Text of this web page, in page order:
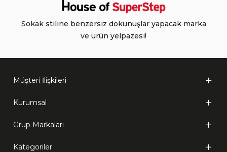
Sokak stiline benzersiz dokunuşlar yapacak marka
ve ürün yelpazesi!
Müşteri İlişkileri
Kurumsal
Grup Markaları
Kategoriler